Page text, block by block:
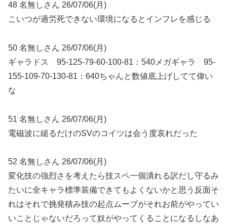
48 名無しさん 26/07/06(月)
こいつが過労死できない環境になるとインフレを感じる
50 名無しさん 26/07/06(月)
ギャラドス 95-125-79-60-100-81：540メガギャラ 95-
155-109-70-130-81：640ちゃんと数値底上げしてて偉い
な
51 名無しさん 26/07/06(月)
電磁波に縋るだけのSVのコイツは会う度哀れだった
52 名無しさん 26/07/06(月)
変化技の強烈さを考えたら技スペ一個潰れる訳だし守るみ
たいに全キャラ標準装備できてもよくないかと思う反面そ
れはそれで挑発積み技の起点ムーブがそれお前がやってい
いことじゃないだろって奴がやってくることになるしなあ